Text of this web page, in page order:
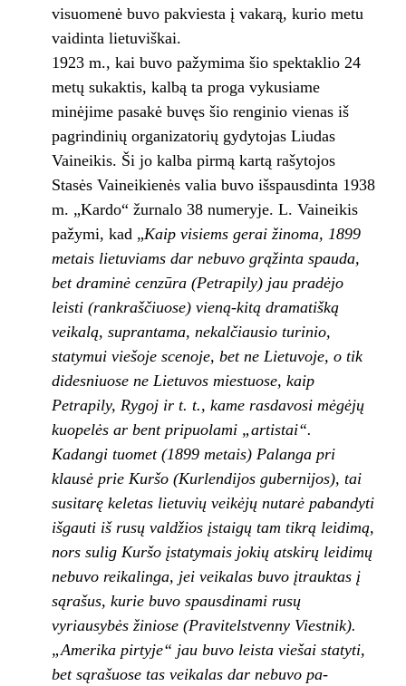
visuomenė buvo pakviesta į vakarą, kurio metu
vaidinta lietuviškai.
1923 m., kai buvo pažymima šio spektaklio 24
metų sukaktis, kalbą ta proga vykusiame
minėjime pasakė buvęs šio renginio vienas iš
pagrindinių organizatorių gydytojas Liudas
Vaineikis. Ši jo kalba pirmą kartą rašytojos
Stasės Vaineikienės valia buvo išspausdinta 1938
m. „Kardo“ žurnalo 38 numeryje. L. Vaineikis
pažymi, kad „Kaip visiems gerai žinoma, 1899
metais lietu­viams dar nebuvo grąžinta spauda,
bet drami­nė cenzūra (Petrapily) jau pradėjo
leisti (ran­kraščiuose) vieną-kitą dramatišką
veikalą, suprantama, nekalčiausio turinio,
statymui viešoje scenoje, bet ne Lietuvoje, o tik
didesniuose ne Lietuvos miestuose, kaip
Petrapily, Rygoj ir t. t., kame rasdavosi mėgėjų
kuopelės ar bent pripuolami „artistai“.
Kadangi tuomet (1899 metais) Palanga pri­
klausė prie Kuršo (Kurlendijos gubernijos), tai
susitarę keletas lietuvių veikėjų nutarė paban­dyti
išgauti iš rusų valdžios įstaigų tam tikrą lei­dimą,
nors sulig Kuršo įstatymais jokių atskirų leidimų
nebuvo reikalinga, jei veikalas buvo įtrauktas į
sąrašus, kurie buvo spausdinami ru­sų
vyriausybės žiniose (Pravitelstvenny Viestnik).
„Amerika pirtyje“ jau buvo leista viešai sta­tyti,
bet sąrašuose tas veikalas dar nebuvo pa­